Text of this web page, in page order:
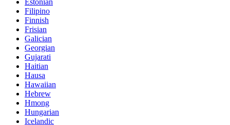
Estonian
Filipino
Finnish
Frisian
Galician
Georgian
Gujarati
Haitian
Hausa
Hawaiian
Hebrew
Hmong
Hungarian
Icelandic